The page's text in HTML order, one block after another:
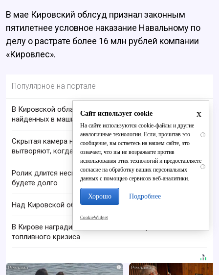
В мае Кировский облсуд признал законным
пятилетнее условное наказание Навальному по
делу о растрате более 16 млн рублей компании
«Кировлес».
Популярное на портале
В Кировской области проверяют гибель супругов,
найденных в машине в Вятке
i
Скрытая камера на пляже Крыма: Что люди
вытворяют, когда их не видят...
i
Ролик длится несколько секунд, а смеяться вы
будете долго
Над Кировской областью сбили БПЛА
В Кирове наградили отличившихся во время
топливного кризиса
i
x
Сайт использует cookie
На сайте используются cookie-файлы и другие
аналогичные технологии. Если, прочитав это
сообщение, вы остаетесь на нашем сайте, это
означает, что вы не возражаете против
использования этих технологий и предоставляете
согласие на обработку ваших персональных
данных с помощью сервисов веб-аналитики.
Хорошо Подробнее
CookieWidget